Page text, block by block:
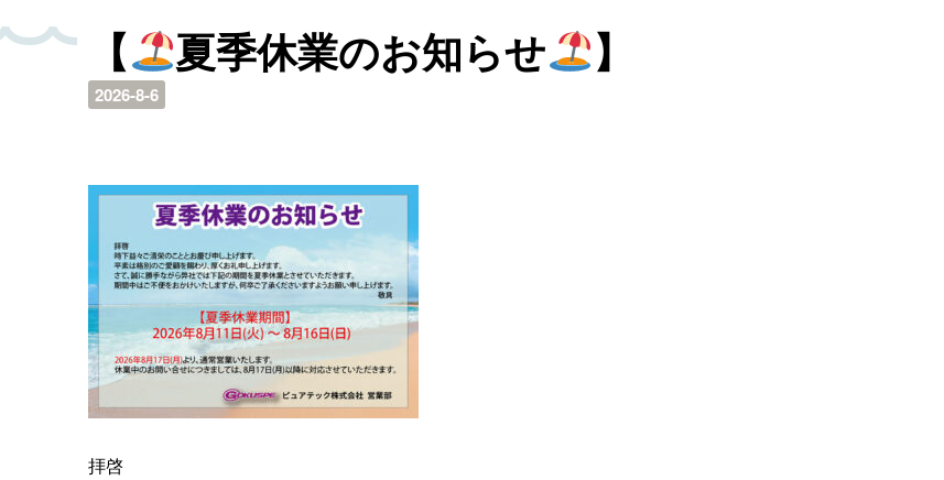
【 夏季休業のお知らせ 】
2026-8-6
拝啓